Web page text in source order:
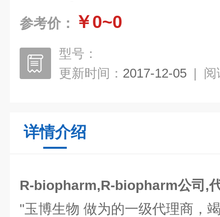
参考价： ￥0~0
型号：
更新时间： 2017-12-05 | 阅
详情介绍
R-biopharm,R-biopharm公司,
"玉博生物 做为的一级代理商，